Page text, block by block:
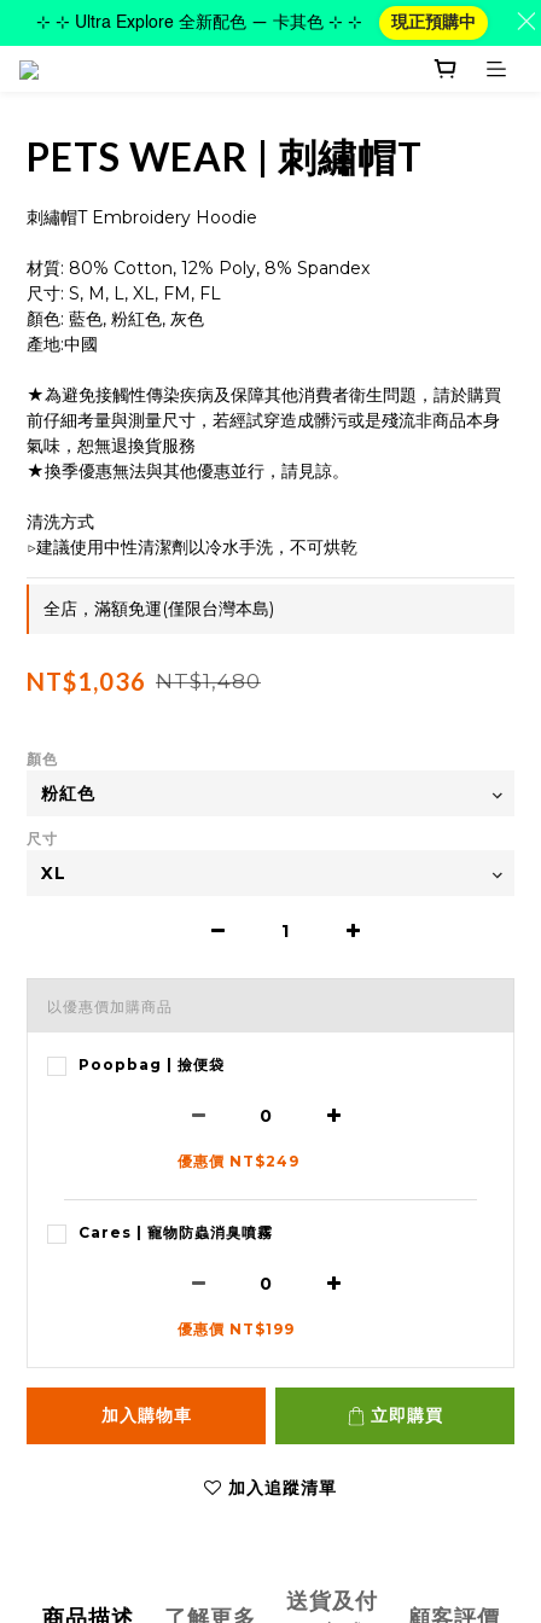
PETS WEAR | 刺繡帽T
刺繡帽T Embroidery Hoodie
材質: 80% Cotton, 12% Poly, 8% Spandex
尺寸: S, M, L, XL, FM, FL
顏色: 藍色, 粉紅色, 灰色
產地:中國
★為避免接觸性傳染疾病及保障其他消費者衛生問題，請於購買
前仔細考量與測量尺寸，若經試穿造成髒污或是殘流非商品本身
氣味，恕無退換貨服務
★換季優惠無法與其他優惠並行，請見諒。
清洗方式
▷建議使用中性清潔劑以冷水手洗，不可烘乾
全店，滿額免運(僅限台灣本島)
NT$1,036 NT$1,480
顏色
尺寸
以優惠價加購商品
Poopbag | 撿便袋
優惠價 NT$249
Cares | 寵物防蟲消臭噴霧
優惠價 NT$199
加入購物車 立即購買
加入追蹤清單
商品描述 了解更多
送貨及付
顧客評價
⊹ ⊹ Ultra Explore 全新配色 — 卡其色 ⊹ ⊹ 現正預購中